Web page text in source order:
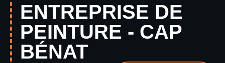
ENTREPRISE DE
PEINTURE - CAP
BÉNAT